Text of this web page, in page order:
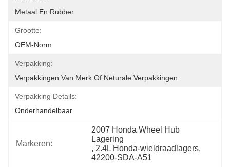
Metaal En Rubber
Grootte:
OEM-Norm
Verpakking:
Verpakkingen Van Merk Of Neturale Verpakkingen
Verpakking Details:
Onderhandelbaar
Markeren:
2007 Honda Wheel Hub
Lagering
, 2.4L Honda-wieldraadlagers,
42200-SDA-A51